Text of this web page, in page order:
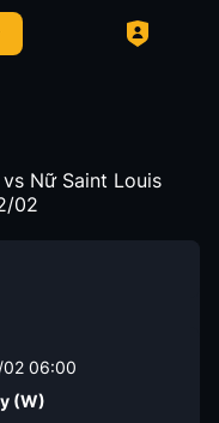
Nữ Saint Louis
02
02 06:00
(W)